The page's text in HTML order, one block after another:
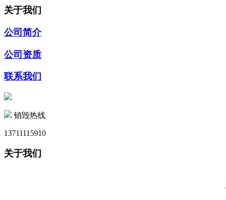
关于我们
公司简介
公司资质
联系我们
销毁热线
13711115910
关于我们